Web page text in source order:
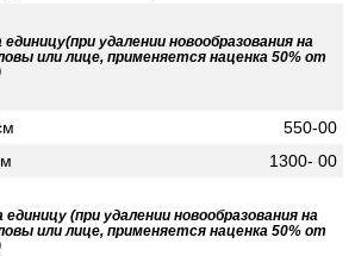
удалении новообразования на
или лице, применяется наценка 50% от
550-00
1300- 00
единицу (при удалении новообразования на
или лице, применяется наценка 50% от